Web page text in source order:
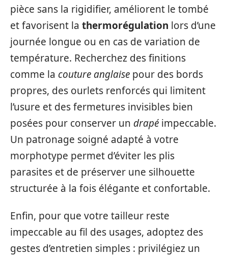
pièce sans la rigidifier, améliorent le tombé
et favorisent la thermorégulation lors d’une
journée longue ou en cas de variation de
température. Recherchez des finitions
comme la couture anglaise pour des bords
propres, des ourlets renforcés qui limitent
l’usure et des fermetures invisibles bien
posées pour conserver un drapé impeccable.
Un patronage soigné adapté à votre
morphotype permet d’éviter les plis
parasites et de préserver une silhouette
structurée à la fois élégante et confortable.
Enfin, pour que votre tailleur reste
impeccable au fil des usages, adoptez des
gestes d’entretien simples : privilégiez un